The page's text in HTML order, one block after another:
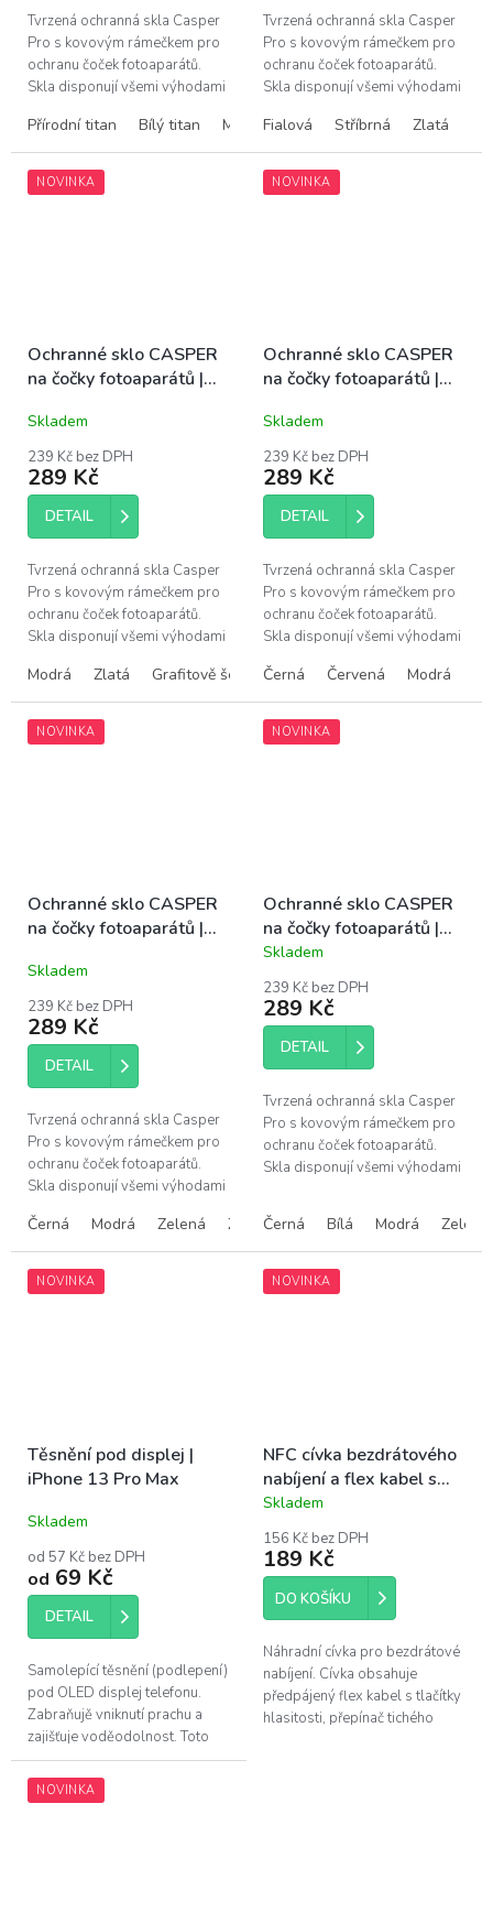
Tvrzená ochranná skla Casper
Pro s kovovým rámečkem pro
ochranu čoček fotoaparátů.
Skla disponují všemi výhodami
snadná instalace bez bublin,...
Přírodní titan Bílý titan Modrý titan
Tvrzená ochranná skla Casper
Pro s kovovým rámečkem pro
ochranu čoček fotoaparátů.
Skla disponují všemi výhodami
snadná instalace bez bublin,...
Fialová Stříbrná Zlatá
NOVINKA
Ochranné sklo CASPER
na čočky fotoaparátů |
Max
Skladem
239 Kč bez DPH
289 Kč
DETAIL
Tvrzená ochranná skla Casper
Pro s kovovým rámečkem pro
ochranu čoček fotoaparátů.
Skla disponují všemi výhodami
snadná instalace bez bublin,...
Modrá Zlatá Grafitově šedá Alpine Green
NOVINKA
Ochranné sklo CASPER
na čočky fotoaparátů |
Skladem
239 Kč bez DPH
289 Kč
DETAIL
Tvrzená ochranná skla Casper
Pro s kovovým rámečkem pro
ochranu čoček fotoaparátů.
Skla disponují všemi výhodami
snadná instalace bez bublin,...
Černá Červená Modrá
NOVINKA
Ochranné sklo CASPER
na čočky fotoaparátů |
Skladem
239 Kč bez DPH
289 Kč
DETAIL
Tvrzená ochranná skla Casper
Pro s kovovým rámečkem pro
ochranu čoček fotoaparátů.
Skla disponují všemi výhodami
snadná instalace bez bublin,...
Černá Modrá Zelená Žlutá Růžová
NOVINKA
Ochranné sklo CASPER
na čočky fotoaparátů |
iPhone 16, 16 Plus
Průměrné
produktu
je
5,0
hvězdiček.
Skladem
239 Kč bez DPH
289 Kč
DETAIL
Tvrzená ochranná skla Casper
Pro s kovovým rámečkem pro
ochranu čoček fotoaparátů.
Skla disponují všemi výhodami
snadná instalace bez bublin,...
Černá Bílá Modrá Zelená
NOVINKA
Těsnění pod displej |
iPhone 13 Pro Max
Skladem
od 57 Kč bez DPH
od 69 Kč
DETAIL
Samolepící těsnění (podlepení)
pod OLED displej telefonu.
Zabraňujě vniknutí prachu a
zajišťuje voděodolnost. Toto
adhesivum je vhodné vyměnit
po každé opravě telefonu.
Pro...
NOVINKA
NFC cívka bezdrátového
nabíjení a flex kabel s
tlačítky | iPhone 13
Průměrné
produktu
je
5,0
hvězdiček.
Skladem
156 Kč bez DPH
189 Kč
DO KOŠÍKU
Náhradní cívka pro bezdrátové
nabíjení. Cívka obsahuje
předpájený flex kabel s tlačítky
hlasitosti, přepínač tichého
NOVINKA